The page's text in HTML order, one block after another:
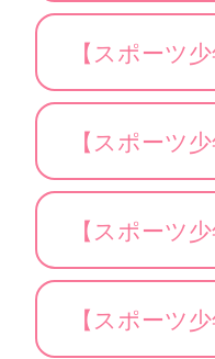
【スポーツ
【スポーツ
【スポーツ
【スポーツ